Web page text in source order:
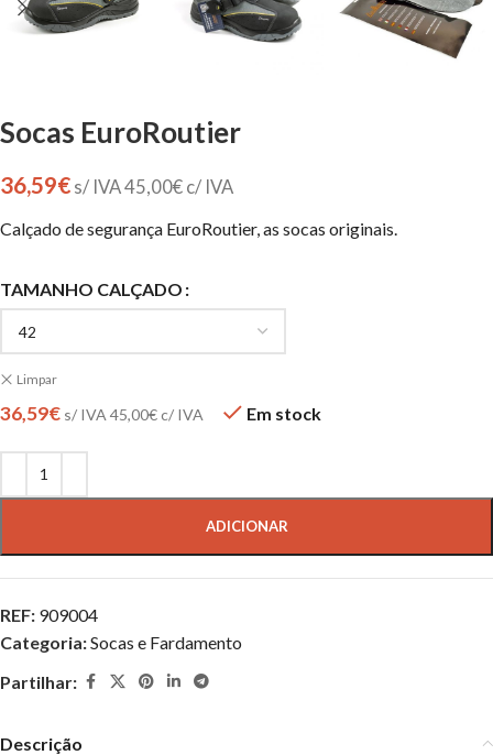
Socas EuroRoutier
36,59€ s/ IVA45,00€ c/ IVA
Calçado de segurança EuroRoutier, as socas originais.
TAMANHO CALÇADO
Limpar
36,59€ s/ IVA 45,00€c/ IVA Em stock
ADICIONAR
REF: 909004
Categoria:Socas e Fardamento
Partilhar:
Descrição